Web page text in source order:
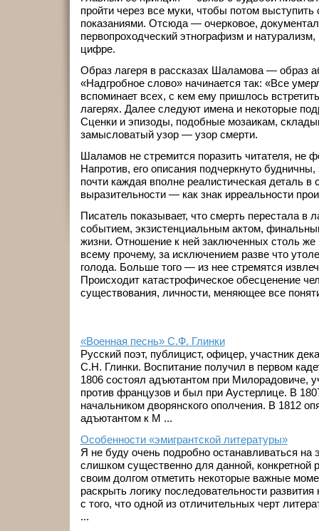
пройти через все муки, чтобы потом выступить
показаниями. Отсюда — очерковое,
первопроходческий этнографизм и натурализм,
цифре.
Образ лагеря в рассказах Шаламова — образ
«Надгробное слово» начинается так: «Все
вспоминает всех, с кем ему пришлось
лагерях. Далее следуют имена и некоторые
Сценки и эпизоды, подобные мозаикам,
замысловатый узор — узор смерти.
Шаламов не стремится поразить читателя, не
Напротив, его описания подчеркнуто
почти каждая вполне реалистическая деталь в
выразительности — как знак ирреальности
Писатель показывает, что смерть перестала в
событием, экзистенциальным актом,
жизни. Отношение к ней заключенных столь же
всему прочему, за исключением разве что
голода. Больше того — из нее стремятся
Происходит катастрофическое обесценение
существования, личности, меняющее все
«Военная песнь» С.Ф. Глинки
Русский поэт, публицист, офицер, участник
С.Н. Глинки. Воспитание получил в первом
1806 состоял адъютантом при Милорадовиче,
против французов и был при Аустерлице. В
начальником дворянского ополчения. В 1812
адъютантом к М ...
Особенности «эмигрантской литературы»
Я не буду очень подробно останавливаться на
слишком существенно для данной, конкретной
своим долгом отметить некоторые важные
раскрыть логику последовательности
с того, что одной из отличительных черт
...